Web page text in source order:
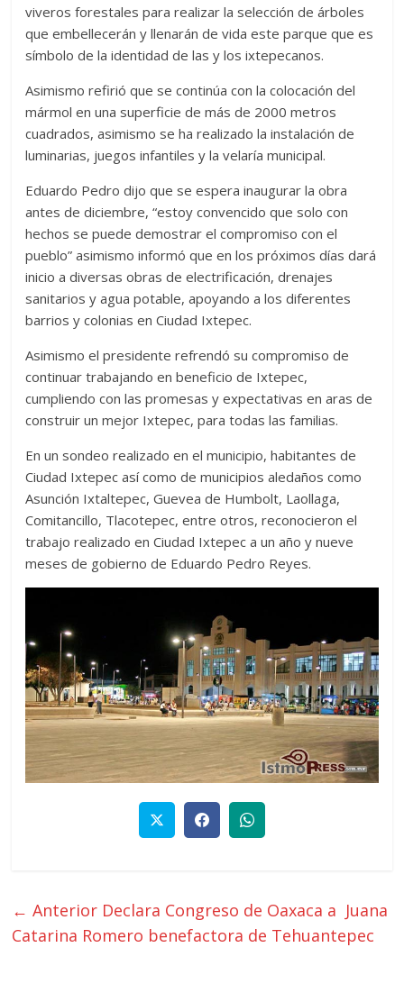
viveros forestales para realizar la selección de árboles
que embellecerán y llenarán de vida este parque que es
símbolo de la identidad de las y los ixtepecanos.
Asimismo refirió que se continúa con la colocación del
mármol en una superficie de más de 2000 metros
cuadrados, asimismo se ha realizado la instalación de
luminarias, juegos infantiles y la velaría municipal.
Eduardo Pedro dijo que se espera inaugurar la obra
antes de diciembre, “estoy convencido que solo con
hechos se puede demostrar el compromiso con el
pueblo” asimismo informó que en los próximos días dará
inicio a diversas obras de electrificación, drenajes
sanitarios y agua potable, apoyando a los diferentes
barrios y colonias en Ciudad Ixtepec.
Asimismo el presidente refrendó su compromiso de
continuar trabajando en beneficio de Ixtepec,
cumpliendo con las promesas y expectativas en aras de
construir un mejor Ixtepec, para todas las familias.
En un sondeo realizado en el municipio, habitantes de
Ciudad Ixtepec así como de municipios aledaños como
Asunción Ixtaltepec, Guevea de Humbolt, Laollaga,
Comitancillo, Tlacotepec, entre otros, reconocieron el
trabajo realizado en Ciudad Ixtepec a un año y nueve
meses de gobierno de Eduardo Pedro Reyes.
← Anterior Declara Congreso de Oaxaca a Juana
Catarina Romero benefactora de Tehuantepec